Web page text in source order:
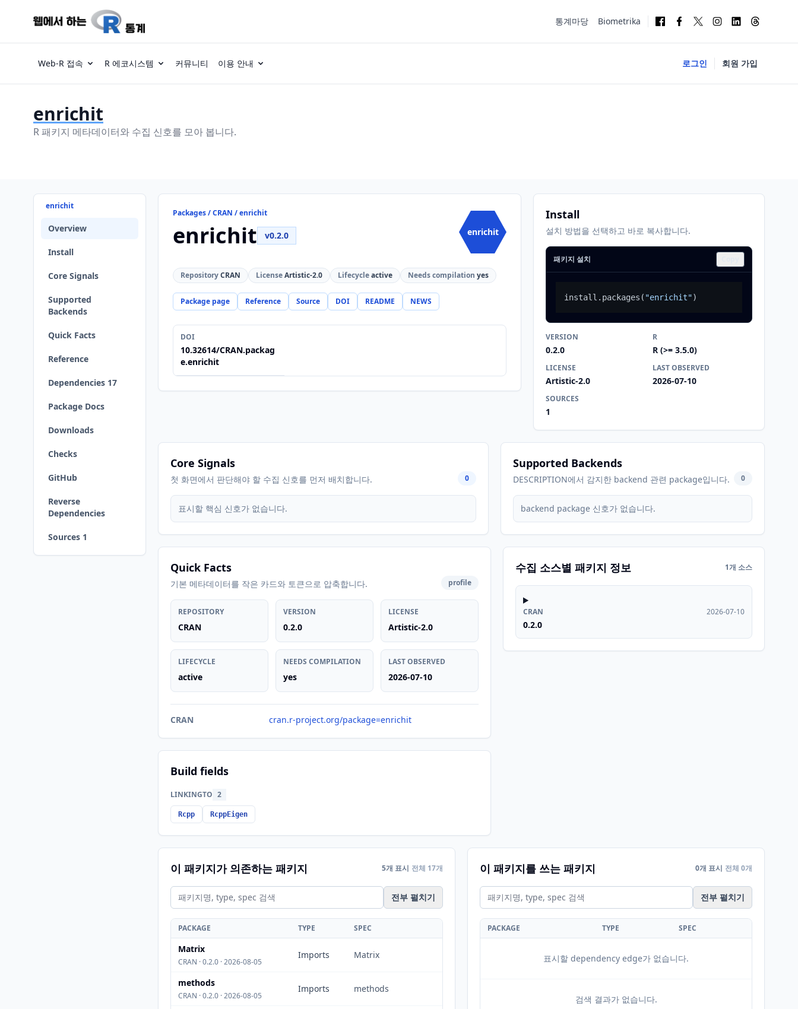
통계마당 Biometrika
Web-R 접속 R 에코시스템 커뮤니티 이용 안내 로그인 회원 가입
enrichit
R 패키지 메타데이터와 수집 신호를 모아 봅니다.
enrichit
Overview
Install
Core Signals
Supported
Backends
Quick Facts
Reference
Dependencies 17
Package Docs
Downloads
Checks
GitHub
Reverse
Dependencies
Sources 1
Packages / CRAN / enrichit
enrichit v0.2.0 enrichit
RepositoryCRAN LicenseArtistic-2.0 Lifecycleactive Needs compilation yes
Package page Reference Source DOI README NEWS
DOI
10.32614/CRAN.packag
e.enrichit
Install
설치 방법을 선택하고 바로 복사합니다.
패키지 설치
install.packages ( "enrichit")
VERSION
0.2.0
R
R (>= 3.5.0)
LICENSE
Artistic-2.0
LAST OBSERVED
2026-07-10
SOURCES
1
Core Signals
첫 화면에서 판단해야 할 수집 신호를 먼저 배치합니다. 0
표시할 핵심 신호가 없습니다.
Supported Backends
DESCRIPTION에서 감지한 backend 관련 package입니다. 0
backend package 신호가 없습니다.
Quick Facts
기본 메타데이터를 작은 카드와 토큰으로 압축합니다. profile
REPOSITORY
CRAN
VERSION
0.2.0
LICENSE
Artistic-2.0
LIFECYCLE
active
NEEDS COMPILATION
yes
LAST OBSERVED
2026-07-10
CRAN cran.r-project.org/package=enrichit
Build fields
LINKINGTO 2
Rcpp RcppEigen
수집 소스별 패키지 정보 1개 소스
CRAN
0.2.0
2026-07-10
이 패키지가 의존하는 패키지 5개 표시 전체 17개
전부 펼치기
PACKAGE TYPE SPEC
Matrix
CRAN · 0.2.0 · 2026-08-05
Imports Matrix
methods
CRAN · 0.2.0 · 2026-08-05
Imports methods
이 패키지를 쓰는 패키지 0개 표시 전체 0개
전부 펼치기
PACKAGE TYPE SPEC
표시할 dependency edge가 없습니다.
검색 결과가 없습니다.